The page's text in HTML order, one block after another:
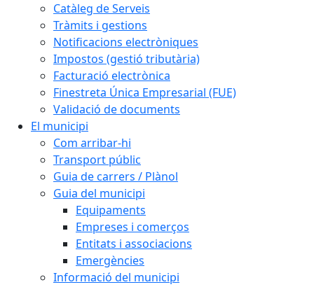
Catàleg de Serveis
Tràmits i gestions
Notificacions electròniques
Impostos (gestió tributària)
Facturació electrònica
Finestreta Única Empresarial (FUE)
Validació de documents
El municipi
Com arribar-hi
Transport públic
Guia de carrers / Plànol
Guia del municipi
Equipaments
Empreses i comerços
Entitats i associacions
Emergències
Informació del municipi